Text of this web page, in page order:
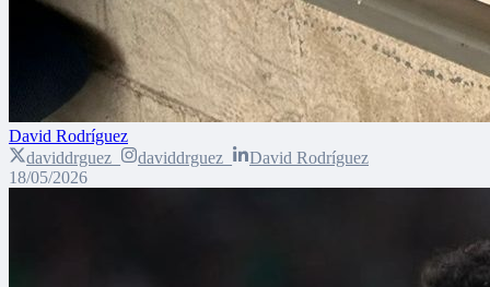
David Rodríguez
daviddrguez_
daviddrguez_
David Rodríguez
18/05/2026